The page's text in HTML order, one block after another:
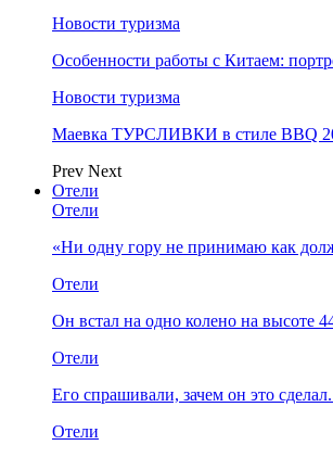
Новости туризма
Особенности работы с Китаем:
Новости туризма
Маевка ТУРСЛИВКИ в стиле BBQ
Prev Next
Отели
Отели
«Ни одну гору не принимаю как
Отели
Он встал на одно колено на высоте
Отели
Его спрашивали, зачем он это
Отели